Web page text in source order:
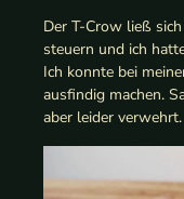
Der T-Crow ließ
steuern und ich
Ich konnte bei
ausfindig machen.
aber leider verwehrt.